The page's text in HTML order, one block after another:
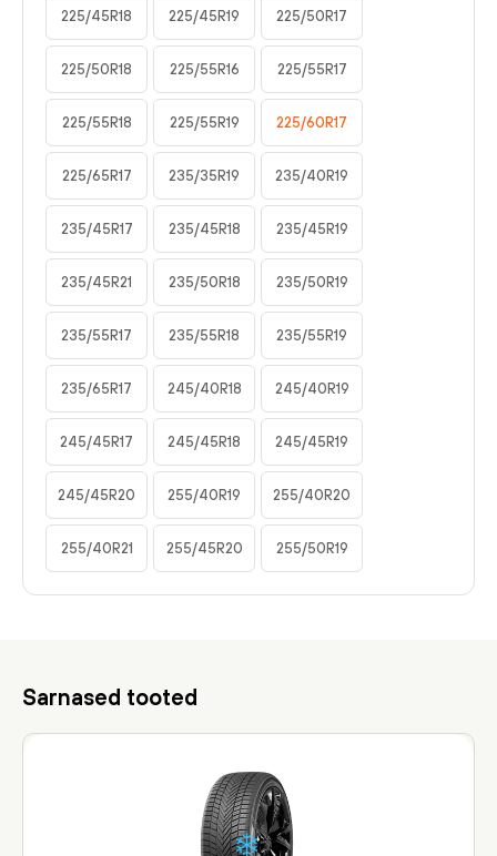
225/45R18 225/45R19 225/50R17
225/50R18 225/55R16 225/55R17
225/55R18 225/55R19 225/60R17
225/65R17 235/35R19 235/40R19
235/45R17 235/45R18 235/45R19
235/45R21 235/50R18 235/50R19
235/55R17 235/55R18 235/55R19
235/65R17 245/40R18 245/40R19
245/45R17 245/45R18 245/45R19
245/45R20 255/40R19 255/40R20
255/40R21 255/45R20 255/50R19
Sarnased tooted